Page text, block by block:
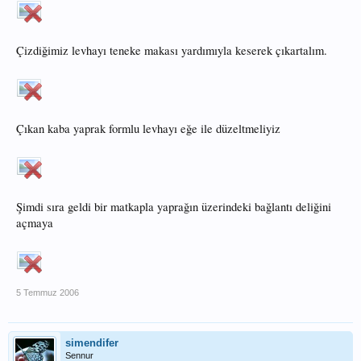
Çizdiğimiz levhayı teneke makası yardımıyla keserek çıkartalım.
Çıkan kaba yaprak formlu levhayı eğe ile düzeltmeliyiz
Şimdi sıra geldi bir matkapla yaprağın üzerindeki bağlantı deliğini
açmaya
5 Temmuz 2006
simendifer
Sennur